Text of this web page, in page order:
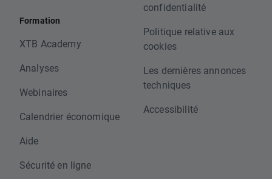
Formation
XTB Academy
Analyses
Webinaires
Calendrier économique
Aide
Sécurité en ligne
confidentialité
Politique relative aux
cookies
Les dernières annonces
techniques
Accessibilité